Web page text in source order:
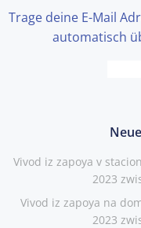
Trage deine E-Mail
automatisch
Vivod iz zapoya v
2023
Vivod iz zapoya na
2023